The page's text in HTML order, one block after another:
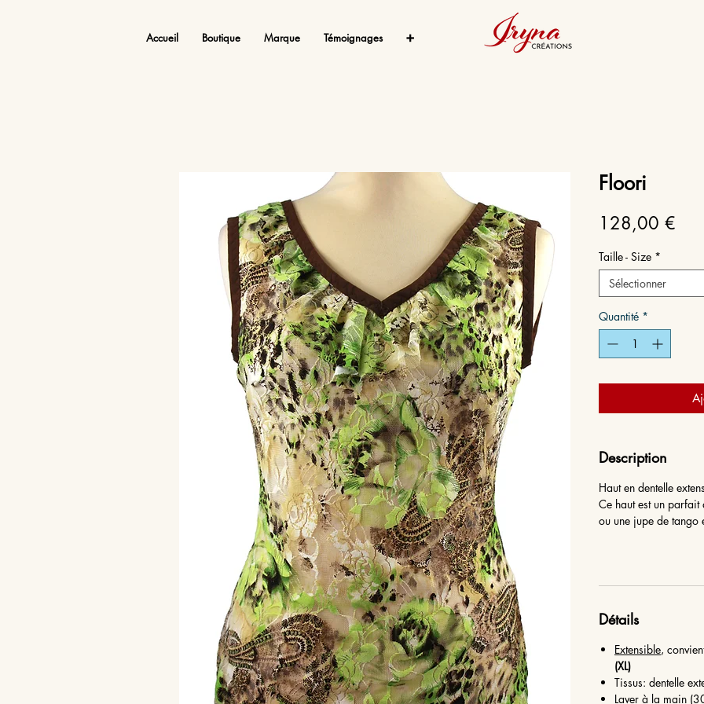
Accueil Boutique Marque Témoignages ➕
Floori
128,00 €
Taille - Size *
Sélectionner
Quantité *
Description
Haut en dentelle
Ce haut est un
ou une jupe de tango
Détails
Extensible,
(XL)
Tissus: dentelle
Laver à la main